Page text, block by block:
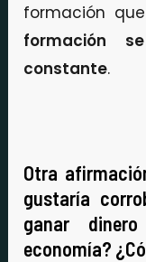
formación
formación
constante.
Otra
gustaría
ganar
economía?